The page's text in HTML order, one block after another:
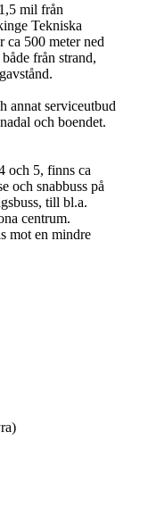
mil från
Tekniska
ca 500 meter ned
från strand,
annat serviceutbud
och boendet.
och 5, finns ca
och snabbuss på
till bl.a.
centrum.
mot en mindre